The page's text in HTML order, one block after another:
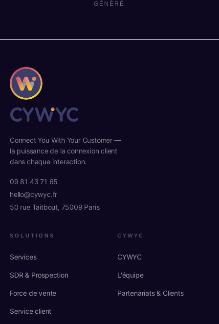
GÉNÉRÉ
Connect You With Your Customer —
la puissance de la connexion client
dans chaque interaction.
09 81 43 71 65
hello@cywyc.fr
50 rue Taitbout, 75009 Paris
SOLUTIONS
Services
SDR & Prospection
Force de vente
Service client
CYWYC
CYWYC
L'équipe
Partenariats & Clients